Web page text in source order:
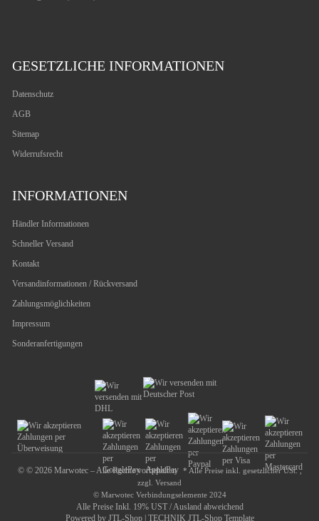
GESETZLICHE INFORMATIONEN
Datenschutz
AGB
Sitemap
Widerrufsrecht
INFORMATIONEN
Händler Informationen
Schneller Versand
Kontakt
Versandinformationen / Rückversand
Zahlungsmöglichkeiten
Impressum
Sonderanfertigungen
© © 2026 Marwotec – Alle Rechte vorbehalten * Alle Preise inkl. gesetzlicher USt. ,
zzgl. Versand
© Marwotec Verbindungselemente 2024
Alle Preise Inkl. 19% UST / Ausland abweichend
Powered by JTL-Shop TECHNIK JTL-Shop Template